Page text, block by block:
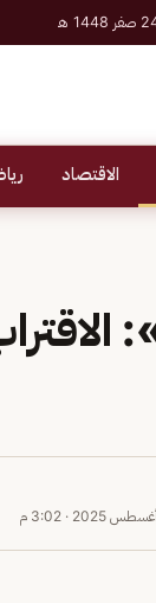
الاقتصاد
· 3:02 م